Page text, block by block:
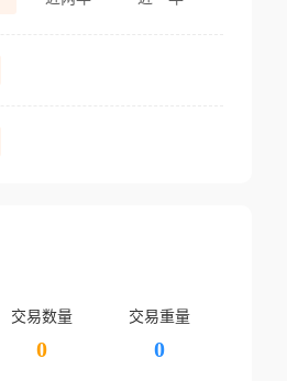
交易数量
0
交易重量
0